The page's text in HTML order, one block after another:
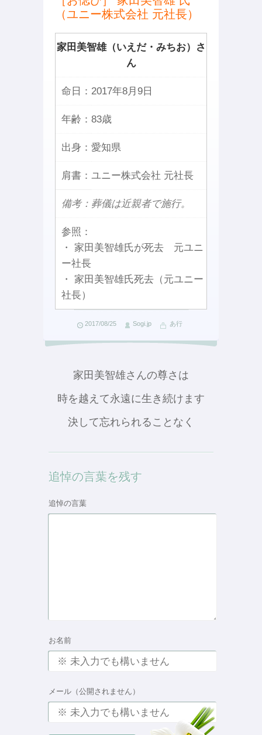
（ユニー株式会社 元社長）
家田美智雄（いえだ・みちお）さ
ん
命日： 2017年8月9日
年齢： 83歳
出身： 愛知県
肩書： ユニー株式会社 元社長
備考：葬儀は近親者で施行。
参照：
・ 家田美智雄氏が死去 元ユニ
ー社長
・ 家田美智雄氏死去（元ユニー
社長）
2017/08/25 Sogi.jp あ行
家田美智雄さんの尊さは
時を越えて永遠に生き続けます
決して忘れられることなく
追悼の言葉を残す
追悼の言葉
お名前
メール（公開されません）